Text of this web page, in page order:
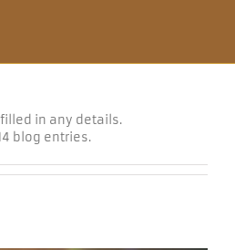
in any details.
blog entries.